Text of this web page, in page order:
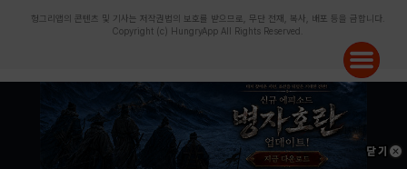
헝그리앱의 콘텐츠 및 기사는 저작권법의 보호를 받으므로, 무단 전재, 복사, 배포 등을 금합니다.
Copyright (c) HungryApp All Rights Reserved.